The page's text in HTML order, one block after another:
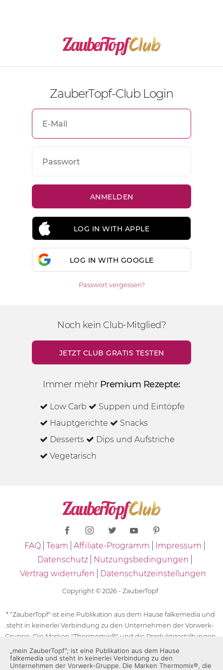
ZauberTopf-Club Login
LOG IN WITH APPLE
LOG IN WITH GOOGLE
Passwort vergessen?
Noch kein Club-Mitglied?
JETZT CLUB GRATIS TESTEN
Immer mehr Premium Rezepte:
Low Carb
Suppen und Eintöpfe
Hauptgerichte
Snacks
Desserts
Dips und Aufstriche
Vegetarisch
FAQ Team Affiliate-Programm
Impressum
Datenschutz
Nutzungsbedingungen
Vertrag widerrufen
Datenschutzeinstellungen
Copyright © 2026 - ZauberTopf
* "ZauberTopf" ist eine Publikation aus dem Hause falkemedia und
steht in keinerlei Verbindung zu den Unternehmen der Vorwerk-
Gruppe. Die Marken "Thermomix®" und die Produktgestaltungen
des "Thermomix®" sind eingetragene Marken der Unternehmen
der Vorwerk-Gruppe. Die Marken Thermomix®, die Zeichen TM5®,
„mein ZauberTopf”; ist eine Publikation aus dem Hause
falkemedia und steht in keinerlei Verbindung zu den
Unternehmen der Vorwerk-Gruppe. Die Marken Thermomix®, die